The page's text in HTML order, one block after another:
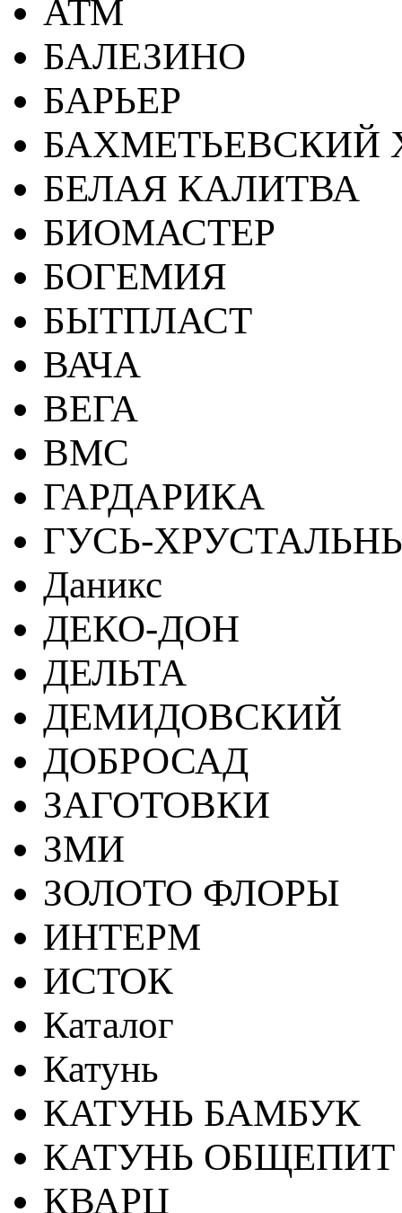
АТМ
БАЛЕЗИНО
БАРЬЕР
БАХМЕТЬЕВСКИЙ
БЕЛАЯ КАЛИТВА
БИОМАСТЕР
БОГЕМИЯ
БЫТПЛАСТ
ВАЧА
ВЕГА
ВМС
ГАРДАРИКА
ГУСЬ-
Даникс
ДЕКО-ДОН
ДЕЛЬТА
ДЕМИДОВСКИЙ
ДОБРОСАД
ЗАГОТОВКИ
ЗМИ
ЗОЛОТО ФЛОРЫ
ИНТЕРМ
ИСТОК
Каталог
Катунь
КАТУНЬ БАМБУК
КАТУНЬ ОБЩЕПИТ
КВАРЦ